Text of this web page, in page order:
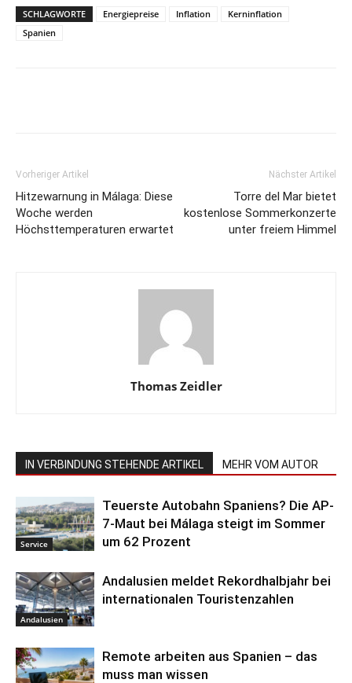
SCHLAGWORTE Energiepreise Inflation
Kerninflation
Spanien
Vorheriger Artikel
Hitzewarnung in Málaga: Diese
Woche werden
Höchsttemperaturen erwartet
Nächster Artikel
Torre del Mar bietet
kostenlose Sommerkonzerte
unter freiem Himmel
Thomas Zeidler
IN VERBINDUNG STEHENDE ARTIKEL MEHR VOM AUTOR
Service
Teuerste Autobahn Spaniens? Die AP-
7-Maut bei Málaga steigt im Sommer
um 62 Prozent
Andalusien
Andalusien meldet Rekordhalbjahr bei
internationalen Touristenzahlen
Remote arbeiten aus Spanien – das
muss man wissen